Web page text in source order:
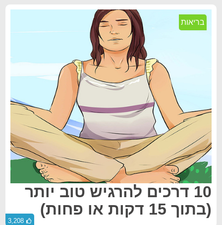
בריאות
10 דרכים להרגיש טוב יותר
(בתוך 15 דקות או פחות)
3,208